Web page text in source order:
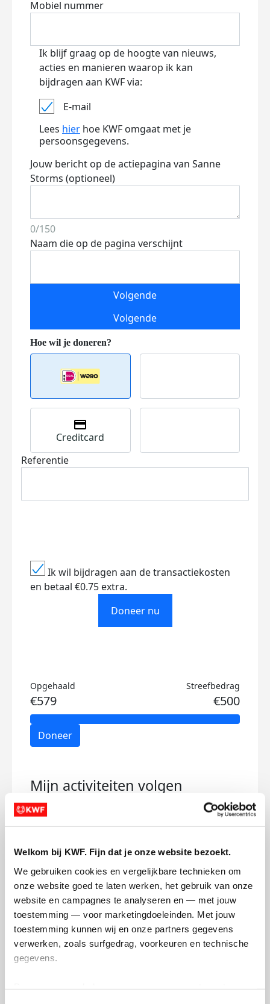
Welkom bij KWF. Fijn dat je onze website bezoekt.
We gebruiken cookies en vergelijkbare technieken om
onze website goed te laten werken, het gebruik van onze
website en campagnes te analyseren en — met jouw
toestemming — voor marketingdoeleinden. Met jouw
toestemming kunnen wij en onze partners gegevens
verwerken, zoals surfgedrag, voorkeuren en technische
gegevens.
Mobiel nummer
Ik blijf graag op de hoogte van nieuws,
acties en manieren waarop ik kan
bijdragen aan KWF via:
E-mail
Lees hier hoe KWF omgaat met je
persoonsgegevens.
Jouw bericht op de actiepagina van Sanne
Storms (optioneel)
0/150
Naam die op de pagina verschijnt
Volgende
Volgende
Creditcard
Referentie
Ik wil bijdragen aan de transactiekosten
en betaal €0.75 extra.
Doneer nu
Opgehaald
€579
Streefbedrag
€500
Doneer
Mijn activiteiten volgen
100
kms
Mijn afstandsdoel42 kms
Sanne's badges